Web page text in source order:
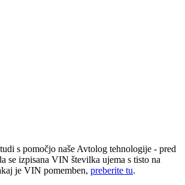
s pomočjo naše Avtolog tehnologije - pred
se izpisana VIN številka ujema s tisto na
je VIN pomemben, preberite tu.